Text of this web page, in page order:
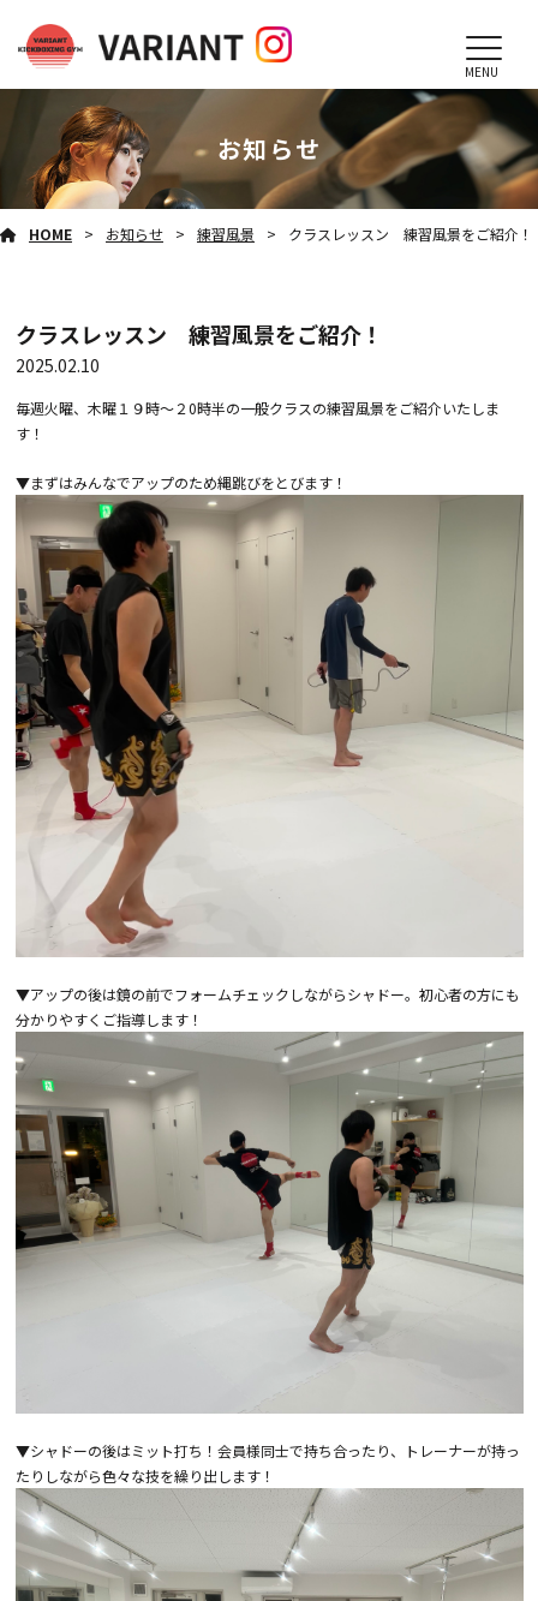
MENU
お知らせ
HOME お知らせ 練習風景 クラスレッスン 練習風景をご紹介！
クラスレッスン 練習風景をご紹介！
2025.02.10
毎週火曜、木曜１９時～２0時半の一般クラスの練習風景をご紹介いたしま
す！
▼まずはみんなでアップのため縄跳びをとびます！
▼アップの後は鏡の前でフォームチェックしながらシャドー。初心者の方にも
分かりやすくご指導します！
▼シャドーの後はミット打ち！会員様同士で持ち合ったり、トレーナーが持っ
たりしながら色々な技を繰り出します！